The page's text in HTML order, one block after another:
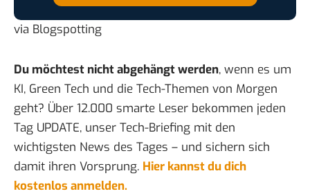
via Blogspotting
Du möchtest nicht abgehängt werden, wenn es um
KI, Green Tech und die Tech-Themen von Morgen
geht? Über 12.000 smarte Leser bekommen jeden
Tag UPDATE, unser Tech-Briefing mit den
wichtigsten News des Tages – und sichern sich
damit ihren Vorsprung. Hier kannst du dich
kostenlos anmelden.